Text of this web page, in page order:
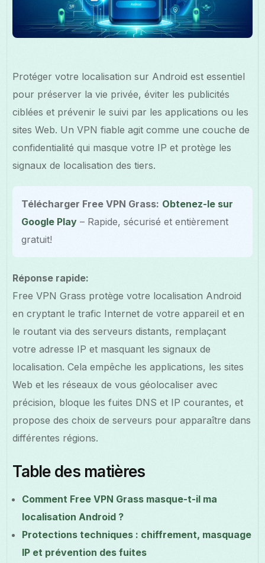
Protéger votre localisation sur Android est essentiel
pour préserver la vie privée, éviter les publicités
ciblées et prévenir le suivi par les applications ou les
sites Web. Un VPN fiable agit comme une couche de
confidentialité qui masque votre IP et protège les
signaux de localisation des tiers.
Télécharger Free VPN Grass: Obtenez-le sur
Google Play – Rapide, sécurisé et entièrement
gratuit!
Réponse rapide:
Free VPN Grass protège votre localisation Android
en cryptant le trafic Internet de votre appareil et en
le routant via des serveurs distants, remplaçant
votre adresse IP et masquant les signaux de
localisation. Cela empêche les applications, les sites
Web et les réseaux de vous géolocaliser avec
précision, bloque les fuites DNS et IP courantes, et
propose des choix de serveurs pour apparaître dans
différentes régions.
Table des matières
Comment Free VPN Grass masque-t-il ma
localisation Android ?
Protections techniques : chiffrement, masquage
IP et prévention des fuites